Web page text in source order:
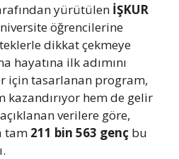
yürütülen İŞKUR
öğrencilerine
dikkat çekmeye
hayatına ilk adımını
için tasarlanan program,
kazandırıyor hem de gelir
verilere göre,
tam 211 bin 563 genç bu